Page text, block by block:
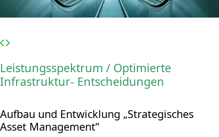
Leistungsspektrum / Optimierte
Infrastruktur- Entscheidungen
Aufbau und Entwicklung „Strategisches
Asset Management“